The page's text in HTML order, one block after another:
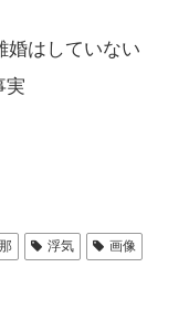
婚はしていない
実
浮気 画像